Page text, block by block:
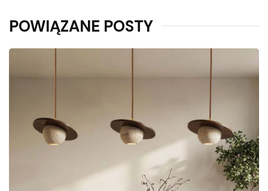
POWIĄZANE POSTY